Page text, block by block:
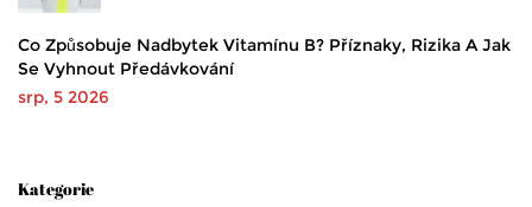
Co Způsobuje Nadbytek Vitamínu B? Příznaky, Rizika A Jak
Se Vyhnout Předávkování
srp, 5 2026
Kategorie